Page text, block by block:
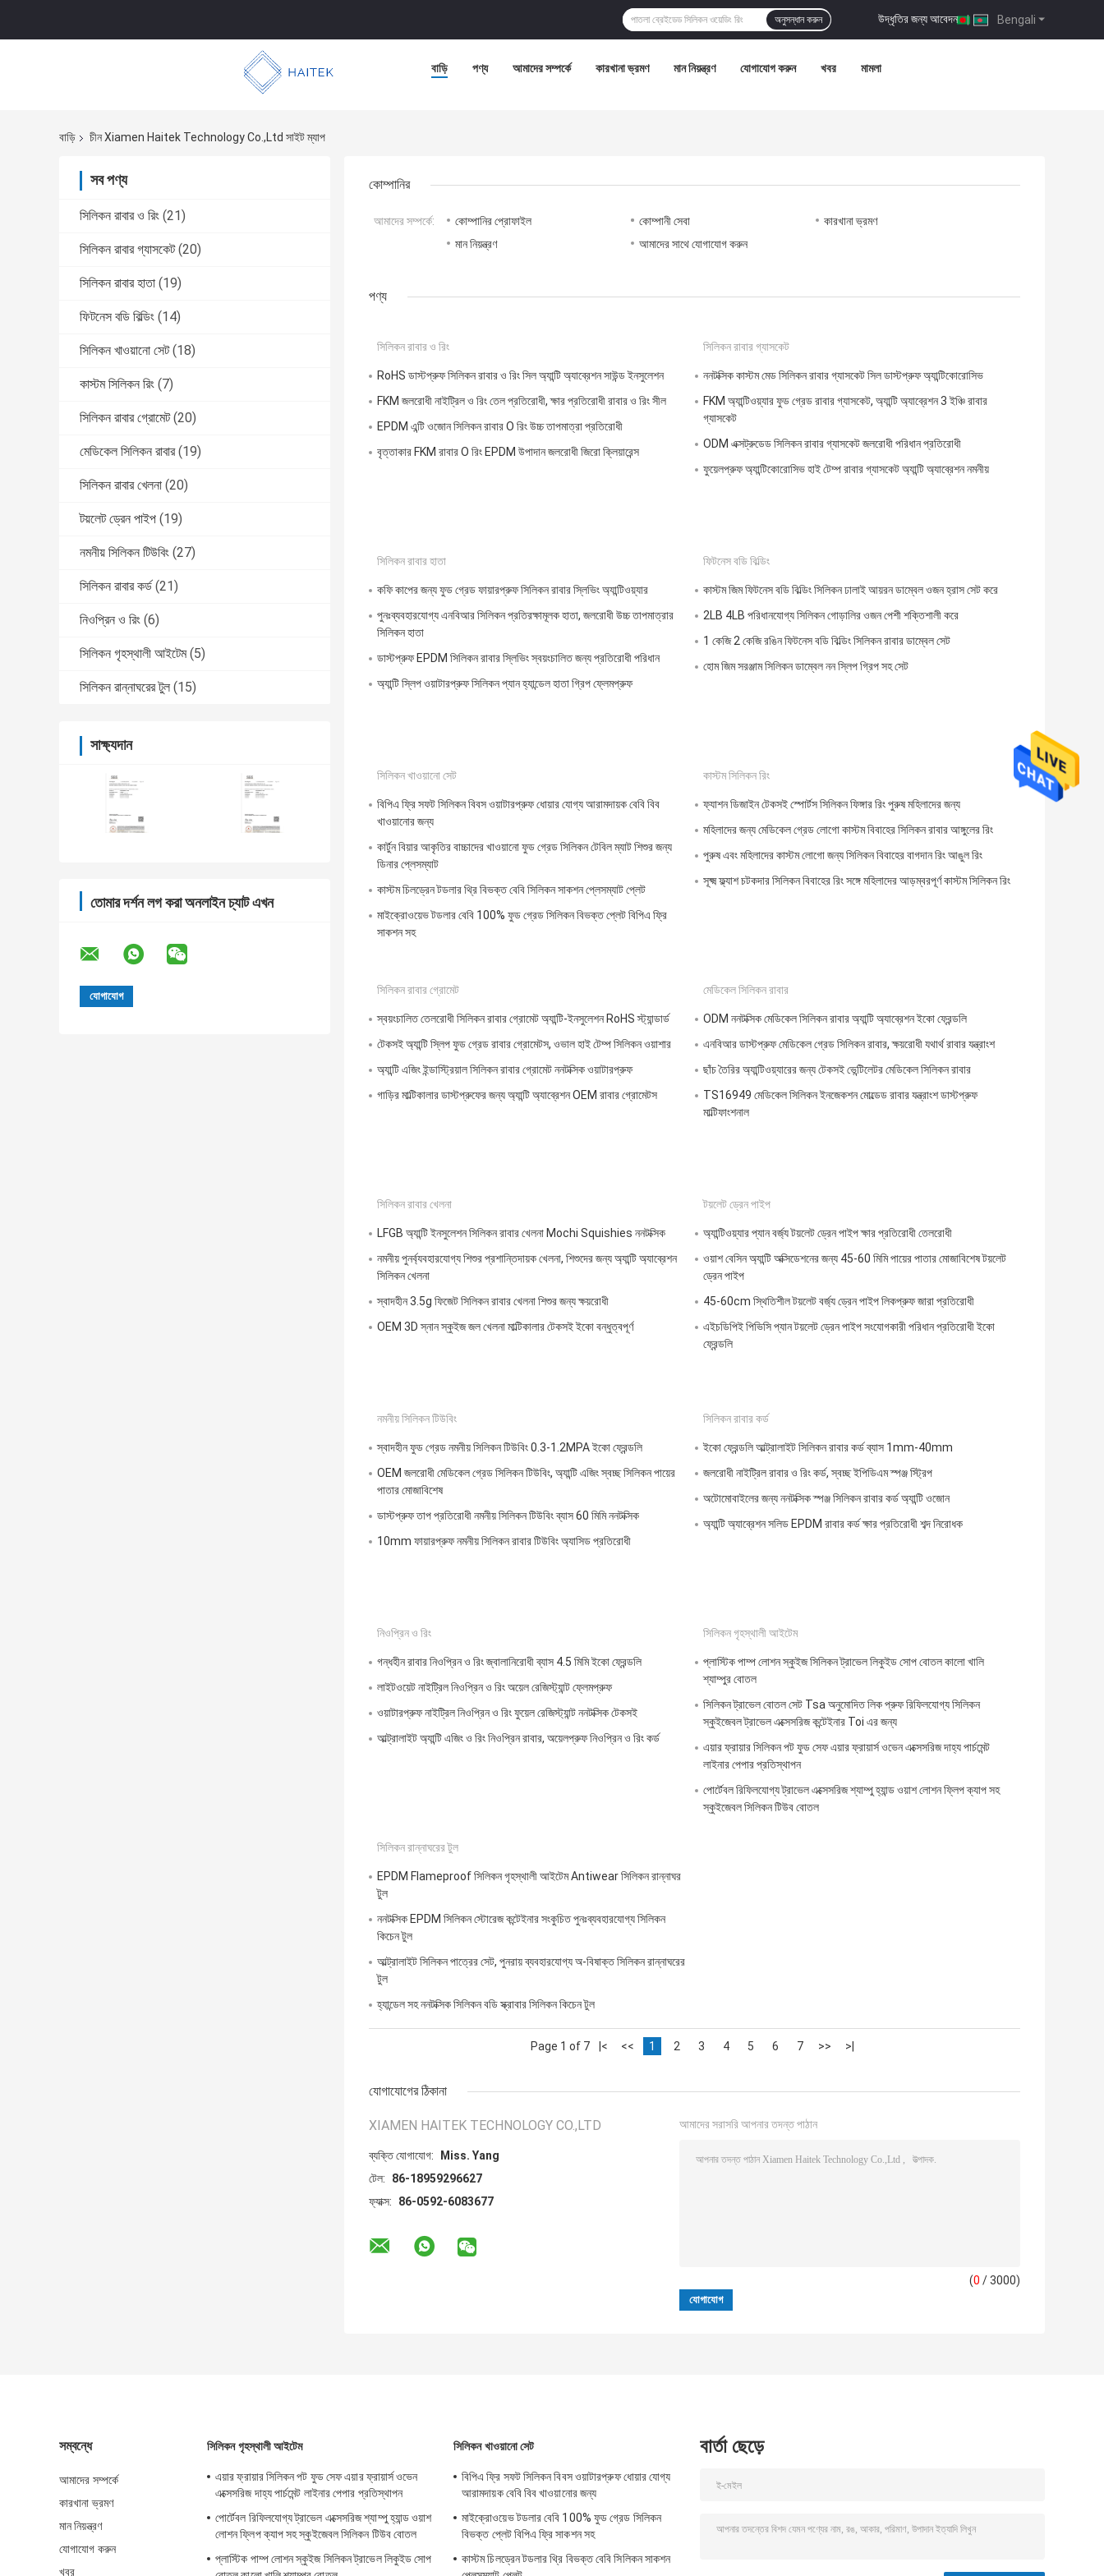
Bengali
উদ্ধৃতির জন্য আবেদন |
অনুসন্ধান করুন
বাড়ি পণ্য আমাদের সম্পর্কে কারখানা ভ্রমণ মান নিয়ন্ত্রণ যোগাযোগ করুন খবর মামলা
বাড়ি চীন Xiamen Haitek Technology Co.,Ltd সাইট ম্যাপ
সব পণ্য
সিলিকন রাবার ও রিং (21)
সিলিকন রাবার গ্যাসকেট (20)
সিলিকন রাবার হাতা (19)
ফিটনেস বডি বিল্ডিং (14)
সিলিকন খাওয়ানো সেট (18)
কাস্টম সিলিকন রিং (7)
সিলিকন রাবার গ্রোমেট (20)
মেডিকেল সিলিকন রাবার (19)
সিলিকন রাবার খেলনা (20)
টয়লেট ড্রেন পাইপ (19)
নমনীয় সিলিকন টিউবিং (27)
সিলিকন রাবার কর্ড (21)
নিওপ্রিন ও রিং (6)
সিলিকন গৃহস্থালী আইটেম (5)
সিলিকন রান্নাঘরের টুল (15)
সাক্ষ্যদান
তোমার দর্শন লগ করা অনলাইন চ্যাট এখন
কোম্পানির
আমাদের সম্পর্কে: কোম্পানির প্রোফাইল কোম্পানী সেবা
কারখানা ভ্রমণ
মান নিয়ন্ত্রণ
আমাদের সাথে যোগাযোগ করুন
পণ্য
সিলিকন রাবার ও রিং
RoHS ডাস্টপ্রুফ সিলিকন রাবার ও রিং সিল অ্যান্টি অ্যাব্রেশন সাউন্ড ইনসুলেশন
FKM জলরোধী নাইট্রিল ও রিং তেল প্রতিরোধী, ক্ষার প্রতিরোধী রাবার ও রিং সীল
EPDM এন্টি ওজোন সিলিকন রাবার O রিং উচ্চ তাপমাত্রা প্রতিরোধী
বৃত্তাকার FKM রাবার O রিং EPDM উপাদান জলরোধী জিরো ক্লিয়ারেন্স
সিলিকন রাবার গ্যাসকেট
ননটক্সিক কাস্টম মেড সিলিকন রাবার গ্যাসকেট সিল ডাস্টপ্রুফ অ্যান্টিকোরোসিভ
FKM অ্যান্টিওয়্যার ফুড গ্রেড রাবার গ্যাসকেট, অ্যান্টি অ্যাব্রেশন 3 ইঞ্চি রাবার
গ্যাসকেট
ODM এক্সট্রুডেড সিলিকন রাবার গ্যাসকেট জলরোধী পরিধান প্রতিরোধী
ফুয়েলপ্রুফ অ্যান্টিকোরোসিভ হাই টেম্প রাবার গ্যাসকেট অ্যান্টি অ্যাব্রেশন নমনীয়
সিলিকন রাবার হাতা
কফি কাপের জন্য ফুড গ্রেড ফায়ারপ্রুফ সিলিকন রাবার স্লিভিং অ্যান্টিওয়্যার
পুনঃব্যবহারযোগ্য এনবিআর সিলিকন প্রতিরক্ষামূলক হাতা, জলরোধী উচ্চ তাপমাত্রার
সিলিকন হাতা
ডাস্টপ্রুফ EPDM সিলিকন রাবার স্লিভিং স্বয়ংচালিত জন্য প্রতিরোধী পরিধান
অ্যান্টি স্লিপ ওয়াটারপ্রুফ সিলিকন প্যান হ্যান্ডেল হাতা গ্রিপ ফ্লেমপ্রুফ
ফিটনেস বডি বিল্ডিং
কাস্টম জিম ফিটনেস বডি বিল্ডিং সিলিকন ঢালাই আয়রন ডাম্বেল ওজন হ্রাস সেট করে
2LB 4LB পরিধানযোগ্য সিলিকন গোড়ালির ওজন পেশী শক্তিশালী করে
1 কেজি 2 কেজি রঙিন ফিটনেস বডি বিল্ডিং সিলিকন রাবার ডাম্বেল সেট
হোম জিম সরঞ্জাম সিলিকন ডাম্বেল নন স্লিপ গ্রিপ সহ সেট
সিলিকন খাওয়ানো সেট
বিপিএ ফ্রি সফট সিলিকন বিবস ওয়াটারপ্রুফ ধোয়ার যোগ্য আরামদায়ক বেবি বিব
খাওয়ানোর জন্য
কার্টুন বিয়ার আকৃতির বাচ্চাদের খাওয়ানো ফুড গ্রেড সিলিকন টেবিল ম্যাট শিশুর জন্য
ডিনার প্লেসম্যাট
কাস্টম চিলড্রেন টডলার থ্রি বিভক্ত বেবি সিলিকন সাকশন প্লেসম্যাট প্লেট
মাইক্রোওয়েভ টডলার বেবি 100% ফুড গ্রেড সিলিকন বিভক্ত প্লেট বিপিএ ফ্রি
সাকশন সহ
কাস্টম সিলিকন রিং
ফ্যাশন ডিজাইন টেকসই স্পোর্টস সিলিকন ফিঙ্গার রিং পুরুষ মহিলাদের জন্য
মহিলাদের জন্য মেডিকেল গ্রেড লোগো কাস্টম বিবাহের সিলিকন রাবার আঙ্গুলের রিং
পুরুষ এবং মহিলাদের কাস্টম লোগো জন্য সিলিকন বিবাহের বাগদান রিং আঙুল রিং
সূক্ষ্ম ফ্ল্যাশ চটকদার সিলিকন বিবাহের রিং সঙ্গে মহিলাদের আড়ম্বরপূর্ণ কাস্টম সিলিকন রিং
সিলিকন রাবার গ্রোমেট
স্বয়ংচালিত তেলরোধী সিলিকন রাবার গ্রোমেট অ্যান্টি-ইনসুলেশন RoHS স্ট্যান্ডার্ড
টেকসই অ্যান্টি স্লিপ ফুড গ্রেড রাবার গ্রোমেটস, ওভাল হাই টেম্প সিলিকন ওয়াশার
অ্যান্টি এজিং ইন্ডাস্ট্রিয়াল সিলিকন রাবার গ্রোমেট ননটক্সিক ওয়াটারপ্রুফ
গাড়ির মাল্টিকালার ডাস্টপ্রুফের জন্য অ্যান্টি অ্যাব্রেশন OEM রাবার গ্রোমেটস
মেডিকেল সিলিকন রাবার
ODM ননটক্সিক মেডিকেল সিলিকন রাবার অ্যান্টি অ্যাব্রেশন ইকো ফ্রেন্ডলি
এনবিআর ডাস্টপ্রুফ মেডিকেল গ্রেড সিলিকন রাবার, ক্ষয়রোধী যথার্থ রাবার যন্ত্রাংশ
ছাঁচ তৈরির অ্যান্টিওয়্যারের জন্য টেকসই ভেন্টিলেটর মেডিকেল সিলিকন রাবার
TS16949 মেডিকেল সিলিকন ইনজেকশন মোল্ডেড রাবার যন্ত্রাংশ ডাস্টপ্রুফ
মাল্টিফাংশনাল
সিলিকন রাবার খেলনা
LFGB অ্যান্টি ইনসুলেশন সিলিকন রাবার খেলনা Mochi Squishies ননটক্সিক
নমনীয় পুনর্ব্যবহারযোগ্য শিশুর প্রশান্তিদায়ক খেলনা, শিশুদের জন্য অ্যান্টি অ্যাব্রেশন
সিলিকন খেলনা
স্বাদহীন 3.5g ফিজেট সিলিকন রাবার খেলনা শিশুর জন্য ক্ষয়রোধী
OEM 3D স্নান স্কুইজ জল খেলনা মাল্টিকালার টেকসই ইকো বন্ধুত্বপূর্ণ
টয়লেট ড্রেন পাইপ
অ্যান্টিওয়্যার প্যান বর্জ্য টয়লেট ড্রেন পাইপ ক্ষার প্রতিরোধী তেলরোধী
ওয়াশ বেসিন অ্যান্টি অক্সিডেশনের জন্য 45-60 মিমি পায়ের পাতার মোজাবিশেষ টয়লেট
ড্রেন পাইপ
45-60cm স্থিতিশীল টয়লেট বর্জ্য ড্রেন পাইপ লিকপ্রুফ জারা প্রতিরোধী
এইচডিপিই পিভিসি প্যান টয়লেট ড্রেন পাইপ সংযোগকারী পরিধান প্রতিরোধী ইকো
ফ্রেন্ডলি
নমনীয় সিলিকন টিউবিং
স্বাদহীন ফুড গ্রেড নমনীয় সিলিকন টিউবিং 0.3-1.2MPA ইকো ফ্রেন্ডলি
OEM জলরোধী মেডিকেল গ্রেড সিলিকন টিউবিং, অ্যান্টি এজিং স্বচ্ছ সিলিকন পায়ের
পাতার মোজাবিশেষ
ডাস্টপ্রুফ তাপ প্রতিরোধী নমনীয় সিলিকন টিউবিং ব্যাস 60 মিমি ননটক্সিক
10mm ফায়ারপ্রুফ নমনীয় সিলিকন রাবার টিউবিং অ্যাসিড প্রতিরোধী
সিলিকন রাবার কর্ড
ইকো ফ্রেন্ডলি আল্ট্রালাইট সিলিকন রাবার কর্ড ব্যাস 1mm-40mm
জলরোধী নাইট্রিল রাবার ও রিং কর্ড, স্বচ্ছ ইপিডিএম স্পঞ্জ স্ট্রিপ
অটোমোবাইলের জন্য ননটক্সিক স্পঞ্জ সিলিকন রাবার কর্ড অ্যান্টি ওজোন
অ্যান্টি অ্যাব্রেশন সলিড EPDM রাবার কর্ড ক্ষার প্রতিরোধী শব্দ নিরোধক
নিওপ্রিন ও রিং
গন্ধহীন রাবার নিওপ্রিন ও রিং জ্বালানিরোধী ব্যাস 4.5 মিমি ইকো ফ্রেন্ডলি
লাইটওয়েট নাইট্রিল নিওপ্রিন ও রিং অয়েল রেজিস্ট্যান্ট ফ্লেমপ্রুফ
ওয়াটারপ্রুফ নাইট্রিল নিওপ্রিন ও রিং ফুয়েল রেজিস্ট্যান্ট ননটক্সিক টেকসই
আল্ট্রালাইট অ্যান্টি এজিং ও রিং নিওপ্রিন রাবার, অয়েলপ্রুফ নিওপ্রিন ও রিং কর্ড
সিলিকন গৃহস্থালী আইটেম
প্লাস্টিক পাম্প লোশন স্কুইজ সিলিকন ট্রাভেল লিকুইড সোপ বোতল কালো খালি
শ্যাম্পুর বোতল
সিলিকন ট্রাভেল বোতল সেট Tsa অনুমোদিত লিক প্রুফ রিফিলযোগ্য সিলিকন
স্কুইজেবল ট্রাভেল এক্সেসরিজ কন্টেইনার Toi এর জন্য
এয়ার ফ্রায়ার সিলিকন পট ফুড সেফ এয়ার ফ্রায়ার্স ওভেন এক্সেসরিজ দাহ্য পার্চমেন্ট
লাইনার পেপার প্রতিস্থাপন
পোর্টেবল রিফিলযোগ্য ট্রাভেল এক্সেসরিজ শ্যাম্পু হ্যান্ড ওয়াশ লোশন ফ্লিপ ক্যাপ সহ
স্কুইজেবল সিলিকন টিউব বোতল
সিলিকন রান্নাঘরের টুল
EPDM Flameproof সিলিকন গৃহস্থালী আইটেম Antiwear সিলিকন রান্নাঘর
টুল
ননটক্সিক EPDM সিলিকন স্টোরেজ কন্টেইনার সংকুচিত পুনঃব্যবহারযোগ্য সিলিকন
কিচেন টুল
আল্ট্রালাইট সিলিকন পাত্রের সেট, পুনরায় ব্যবহারযোগ্য অ-বিষাক্ত সিলিকন রান্নাঘরের
টুল
হ্যান্ডেল সহ ননটক্সিক সিলিকন বডি স্ক্রাবার সিলিকন কিচেন টুল
Page 1 of 7 |< << 1 2 3 4 5 6 7 >> >|
যোগাযোগের ঠিকানা
XIAMEN HAITEK TECHNOLOGY CO.,LTD
ব্যক্তি যোগাযোগ:
Miss. Yang
টেল:
86-18959296627
ফ্যাক্স:
86-0592-6083677
আমাদের সরাসরি আপনার তদন্ত পাঠান
(0 / 3000)
সম্বন্ধে
আমাদের সম্পর্কে
কারখানা ভ্রমণ
মান নিয়ন্ত্রণ
যোগাযোগ করুন
খবর
সিলিকন গৃহস্থালী আইটেম
এয়ার ফ্রায়ার সিলিকন পট ফুড সেফ এয়ার ফ্রায়ার্স ওভেন
এক্সেসরিজ দাহ্য পার্চমেন্ট লাইনার পেপার প্রতিস্থাপন
পোর্টেবল রিফিলযোগ্য ট্রাভেল এক্সেসরিজ শ্যাম্পু হ্যান্ড ওয়াশ
লোশন ফ্লিপ ক্যাপ সহ স্কুইজেবল সিলিকন টিউব বোতল
প্লাস্টিক পাম্প লোশন স্কুইজ সিলিকন ট্রাভেল লিকুইড সোপ
সিলিকন খাওয়ানো সেট
বিপিএ ফ্রি সফট সিলিকন বিবস ওয়াটারপ্রুফ ধোয়ার যোগ্য
আরামদায়ক বেবি বিব খাওয়ানোর জন্য
মাইক্রোওয়েভ টডলার বেবি 100% ফুড গ্রেড সিলিকন
বিভক্ত প্লেট বিপিএ ফ্রি সাকশন সহ
কাস্টম চিলড্রেন টডলার থ্রি বিভক্ত বেবি সিলিকন সাকশন
বার্তা ছেড়ে